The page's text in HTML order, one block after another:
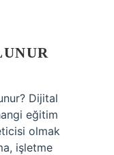
Dijital
eğitim
olmak
işletme